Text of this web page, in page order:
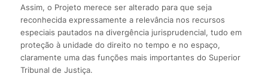
Assim, o Projeto merece ser alterado para que seja
reconhecida expressamente a relevância nos recursos
especiais pautados na divergência jurisprudencial, tudo em
proteção à unidade do direito no tempo e no espaço,
claramente uma das funções mais importantes do Superior
Tribunal de Justiça.